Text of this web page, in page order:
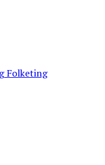
Folketing